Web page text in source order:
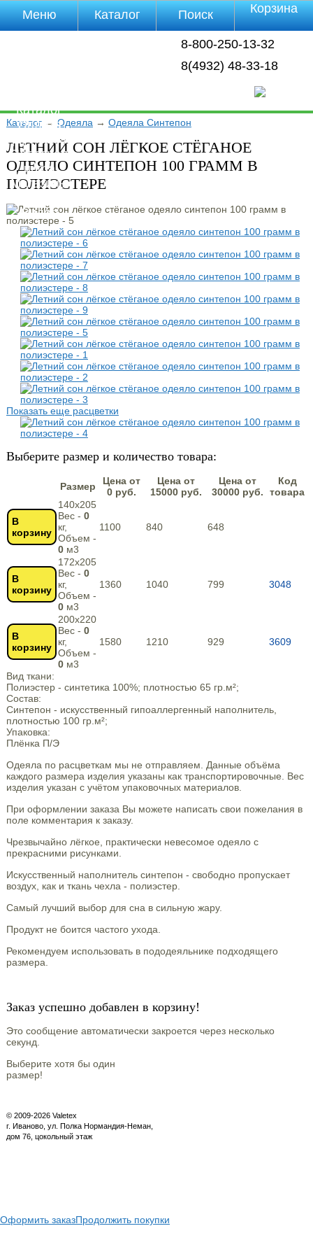
8-800-250-13-32
8(4932) 48-33-18
Каталог→ Одеяла → Одеяла Синтепон
ЛЕТНИЙ СОН ЛЁГКОЕ СТЁГАНОЕ
ОДЕЯЛО СИНТЕПОН 100 ГРАММ В
ПОЛИЭСТЕРЕ
Показать еще расцветки
Выберите размер и количество товара:
Размер
Цена от
0 руб.
Цена от
15000 руб.
Цена от
30000 руб.
Код
товара
В
корзину
140х205
Вес - 0
кг,
Объем -
0м3
1100 840 648
В
корзину
172х205
Вес - 0
кг,
Объем -
0м3
1360 1040 799 3048
В
корзину
200х220
Вес - 0
кг,
Объем -
0м3
1580 1210 929 3609
Вид ткани:
Полиэстер - синтетика 100%; плотностью 65 гр.м²;
Состав:
Синтепон - искусственный гипоаллергенный наполнитель,
плотностью 100 гр.м²;
Упаковка:
Плёнка П/Э
Одеяла по расцветкам мы не отправляем. Данные объёма
каждого размера изделия указаны как транспортировочные. Вес
изделия указан с учётом упаковочных материалов.
При оформлении заказа Вы можете написать свои пожелания в
поле комментария к заказу.
Чрезвычайно лёгкое, практически невесомое одеяло с
прекрасними рисунками.
Искусственный наполнитель синтепон - свободно пропускает
воздух, как и ткань чехла - полиэстер.
Самый лучший выбор для сна в сильную жару.
Продукт не боится частого ухода.
Рекомендуем использовать в пододеяльнике подходящего
размера.
Заказ успешно добавлен в корзину!
Это сообщение автоматически закроется через несколько
секунд.
Выберите хотя бы один
размер!
© 2009-2026 Valetex
г. Иваново, ул. Полка Нормандия-Неман,
дом 76, цокольный этаж
Меню
Каталог
Оплата
Доставка
Полезная
инфа
Магазины
Видео
Каталог Поиск Корзина
Оформить заказПродолжить покупки